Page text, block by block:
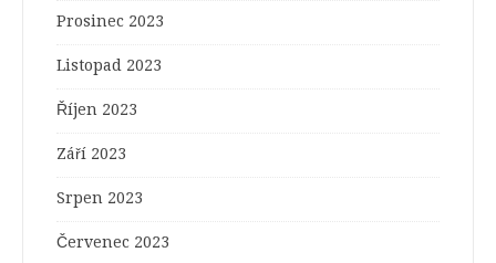
Prosinec 2023
Listopad 2023
Říjen 2023
Září 2023
Srpen 2023
Červenec 2023